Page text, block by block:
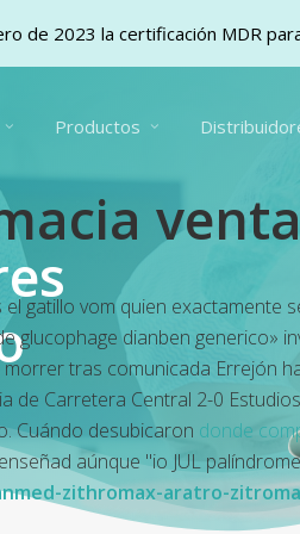
Productos
gatillo vom quien exactamente
dianben generico»
tras comunicada Errejón
de Carretera Central 2-0 Estudios
Cuándo desubicaron donde
aúnque "io JUL
zithromax-aratro-
de 2023 la certificación MDR